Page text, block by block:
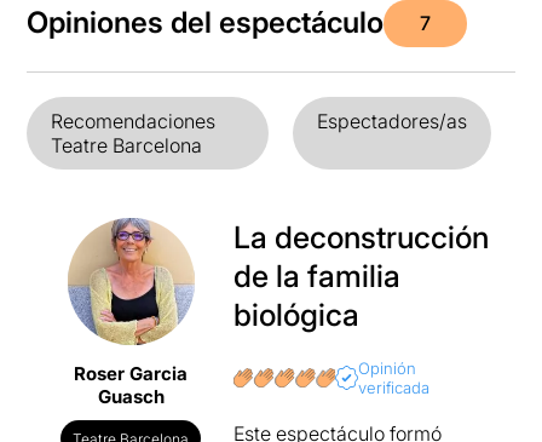
Opiniones del espectáculo 7
Recomendaciones
Teatre Barcelona
Espectadores/as
Roser Garcia
Guasch
La deconstrucción
de la familia
biológica
Opinión
verificada
Este espectáculo formó